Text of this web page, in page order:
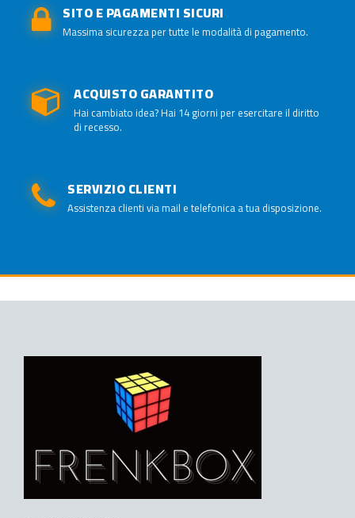
SITO E PAGAMENTI SICURI
Massima sicurezza per tutte le modalità di pagamento.
ACQUISTO GARANTITO
Hai cambiato idea? Hai 14 giorni per esercitare il diritto
di recesso.
SERVIZIO CLIENTI
Assistenza clienti via mail e telefonica a tua disposizione.